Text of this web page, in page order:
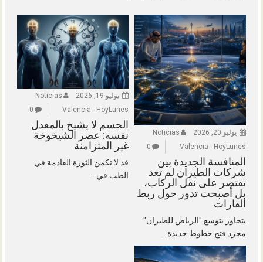
يوليو 20, 2026
Noticias
Valencia - HoyLunes
0
المنافسة الجديدة بين
شركات الطيران لم تعد
تقتصر على نقل الركاب،
بل أصبحت تدور حول ربط
القارات
يتجاوز يتوسع "الرياض للطيران"
مجرد فتح خطوط جديدة....
يوليو 19, 2026
Noticias
Valencia - HoyLunes
0
الجسم لا يشيخ بالمعدل
نفسه: عصر الشيخوخة
غير المتزامنة
قد لا تكمن الثورة القادمة في
الطب في...